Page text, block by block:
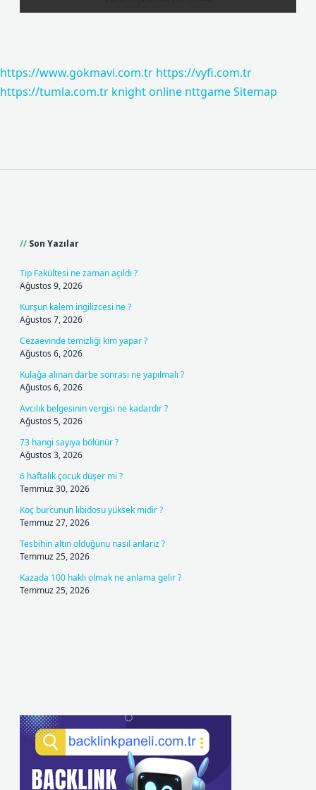
https://www.gokmavi.com.tr https://vyfi.com.tr
https://tumla.com.tr knight online nttgameSitemap
Son Yazılar
Tıp Fakültesi ne zaman açıldı ?
Ağustos 9, 2026
Kurşun kalem ingilizcesi ne ?
Ağustos 7, 2026
Cezaevinde temizliği kim yapar ?
Ağustos 6, 2026
Kulağa alınan darbe sonrası ne yapılmalı ?
Ağustos 6, 2026
Avcılık belgesinin vergisi ne kadardır ?
Ağustos 5, 2026
73 hangi sayıya bölünür ?
Ağustos 3, 2026
6 haftalık çocuk düşer mi ?
Temmuz 30, 2026
Koç burcunun libidosu yüksek midir ?
Temmuz 27, 2026
Tesbihin altın olduğunu nasıl anlarız ?
Temmuz 25, 2026
Kazada 100 haklı olmak ne anlama gelir ?
Temmuz 25, 2026